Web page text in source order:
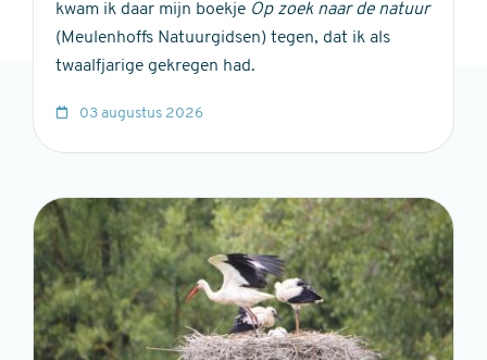
kwam ik daar mijn boekje Op zoek naar de natuur
(Meulenhoffs Natuurgidsen) tegen, dat ik als
twaalfjarige gekregen had.
03 augustus 2026